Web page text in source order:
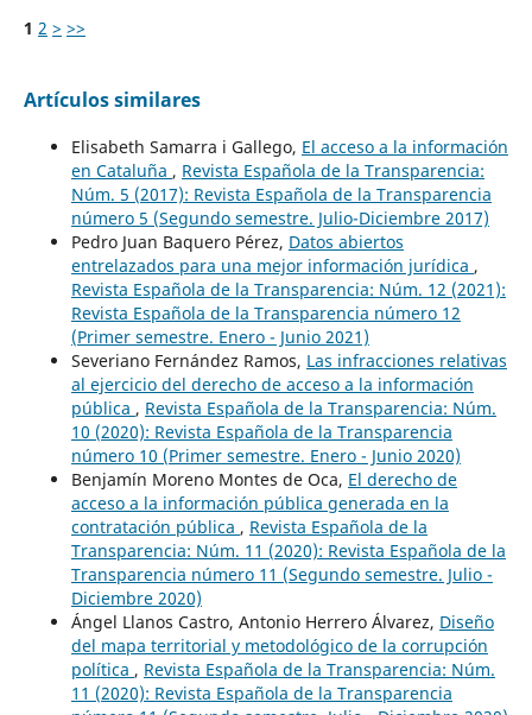
1 2 > >>
Artículos similares
Elisabeth Samarra i Gallego, El acceso a la información
en Cataluña , Revista Española de la Transparencia:
Núm. 5 (2017): Revista Española de la Transparencia
número 5 (Segundo semestre. Julio-Diciembre 2017)
Pedro Juan Baquero Pérez, Datos abiertos
entrelazados para una mejor información jurídica ,
Revista Española de la Transparencia: Núm. 12 (2021):
Revista Española de la Transparencia número 12
(Primer semestre. Enero - Junio 2021)
Severiano Fernández Ramos, Las infracciones relativas
al ejercicio del derecho de acceso a la información
pública , Revista Española de la Transparencia: Núm.
10 (2020): Revista Española de la Transparencia
número 10 (Primer semestre. Enero - Junio 2020)
Benjamín Moreno Montes de Oca, El derecho de
acceso a la información pública generada en la
contratación pública , Revista Española de la
Transparencia: Núm. 11 (2020): Revista Española de la
Transparencia número 11 (Segundo semestre. Julio -
Diciembre 2020)
Ángel Llanos Castro, Antonio Herrero Álvarez, Diseño
del mapa territorial y metodológico de la corrupción
política , Revista Española de la Transparencia: Núm.
11 (2020): Revista Española de la Transparencia